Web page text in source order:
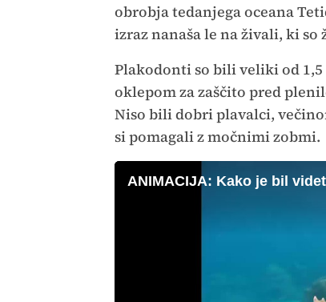
obrobja tedanjega oceana
izraz nanaša le na živali, ki so
Plakodonti so bili veliki od
oklepom za zaščito pred
Niso bili dobri plavalci,
si pomagali z močnimi zobmi.
ANIMACIJA: Kako je bil